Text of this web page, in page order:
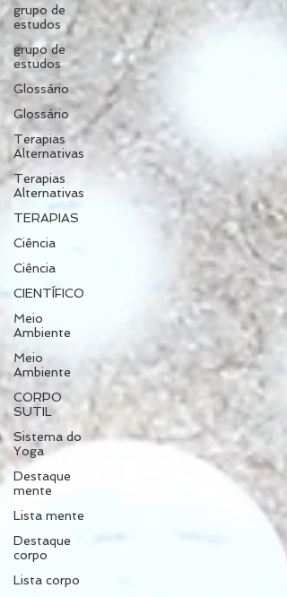
grupo de
estudos
grupo de
estudos
Glossário
Glossário
Terapias
Alternativas
Terapias
Alternativas
TERAPIAS
Ciência
Ciência
CIENTÍFICO
Meio
Ambiente
Meio
Ambiente
CORPO
SUTIL
Sistema do
Yoga
Destaque
mente
Lista mente
Destaque
corpo
Lista corpo